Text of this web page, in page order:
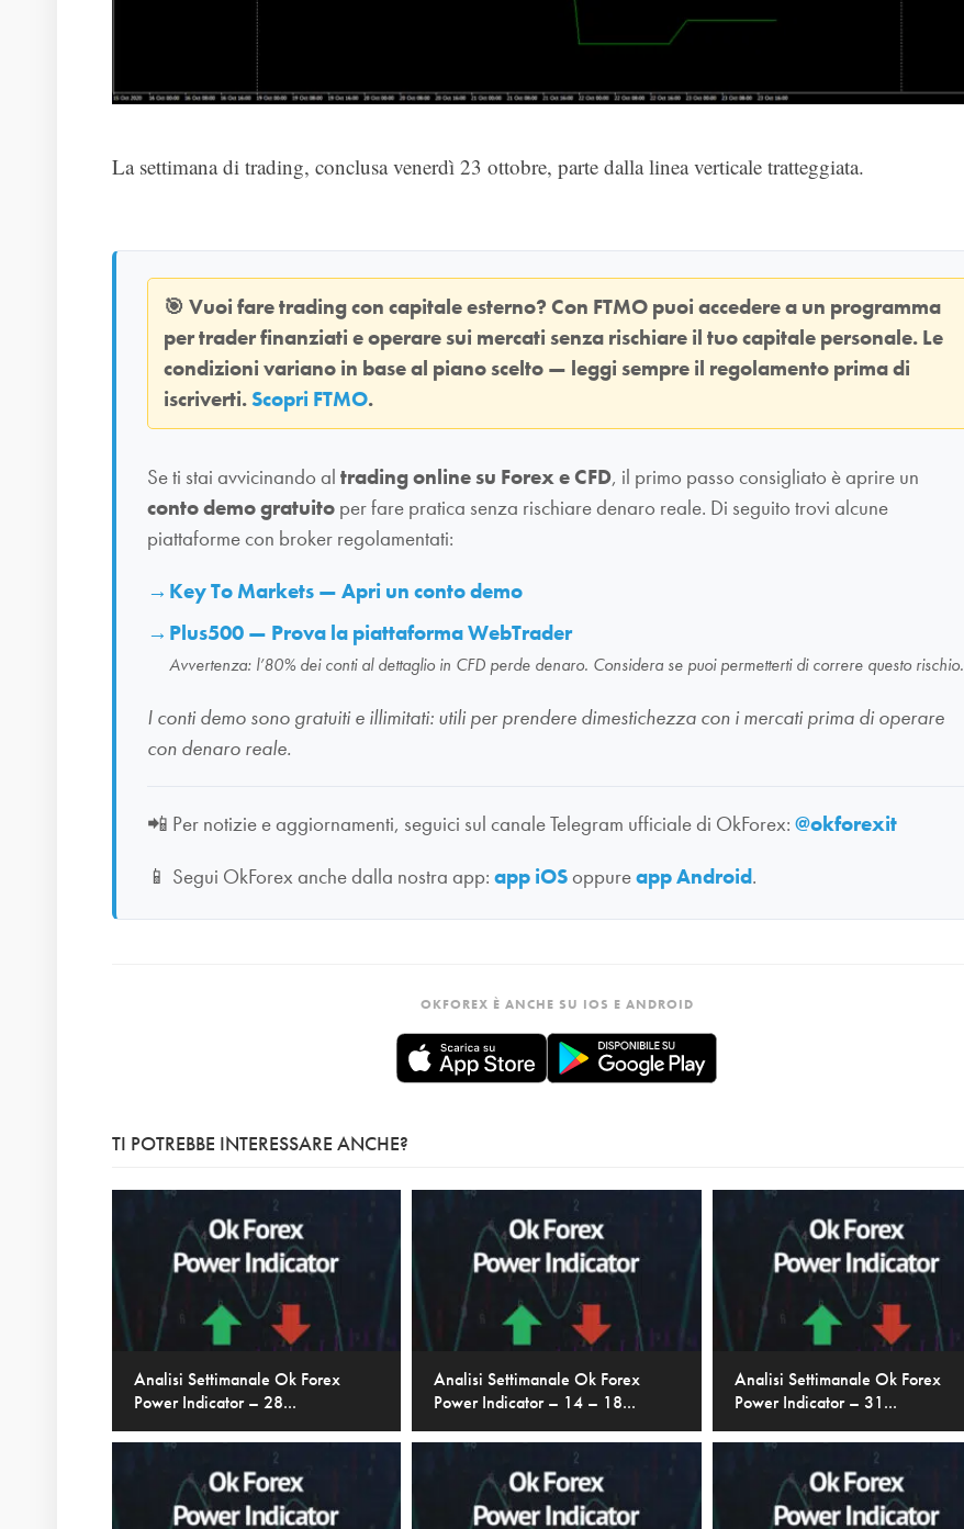
La settimana di trading, conclusa venerdì 23 ottobre, parte dalla linea verticale tratteggiata.
🎯 Vuoi fare trading con capitale esterno? Con FTMO puoi accedere a un programma
per trader finanziati e operare sui mercati senza rischiare il tuo capitale personale. Le
condizioni variano in base al piano scelto — leggi sempre il regolamento prima di
iscriverti. Scopri FTMO.
Se ti stai avvicinando al trading online su Forex e CFD, il primo passo consigliato è aprire un
conto demo gratuito per fare pratica senza rischiare denaro reale. Di seguito trovi alcune
piattaforme con broker regolamentati:
Key To Markets — Apri un conto demo
Plus500 — Prova la piattaforma WebTrader
Avvertenza: l’80% dei conti al dettaglio in CFD perde denaro. Considera se puoi permetterti di correre questo rischio.
I conti demo sono gratuiti e illimitati: utili per prendere dimestichezza con i mercati prima di operare
con denaro reale.
📲 Per notizie e aggiornamenti, seguici sul canale Telegram ufficiale di OkForex: @okforexit
📱 Segui OkForex anche dalla nostra app: app iOSoppureapp Android.
OKFOREX È ANCHE SU IOS E ANDROID
TI POTREBBE INTERESSARE ANCHE?
Analisi Settimanale Ok Forex
Power Indicator – 28...
Analisi Settimanale Ok Forex
Power Indicator – 14 – 18...
Analisi Settimanale Ok Forex
Power Indicator – 31...